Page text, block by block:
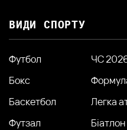
ВИДИ СПОРТУ
Футбол ЧС
Бокс
Баскетбол
Легка
Футзал
Біатлон